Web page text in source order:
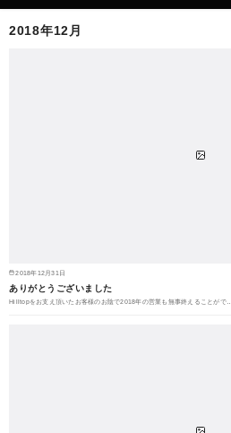
2018年12月
2018年12月31日
ありがとうございました
Hilltopをお支え頂いたお客様のお陰で2018年の営業も無事終えることがで…